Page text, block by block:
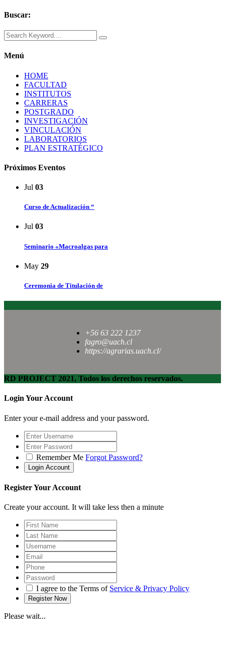
Buscar:
Menú
HOME
FACULTAD
INSTITUTOS
CARRERAS
POSTGRADO
INVESTIGACIÓN
VINCULACIÓN
LABORATORIOS
PLAN ESTRATÉGICO
Próximos Eventos
Jul 03
Curso de Actualización “
Jul 03
Seminario «Macroalgas para
May 29
Ceremonia de Titulación de
+56 63 222 1237
fagro@uach.cl
https://agrarias.uach.cl/
RD PROJECT 2021, Todos los derechos reservados.
Login Your Account
Enter your e-mail address and your password.
Remember Me Forgot Password?
Register Your Account
Create your account. It will take less then a minute
I agree to the Terms of Service & Privacy Policy
Please wait...